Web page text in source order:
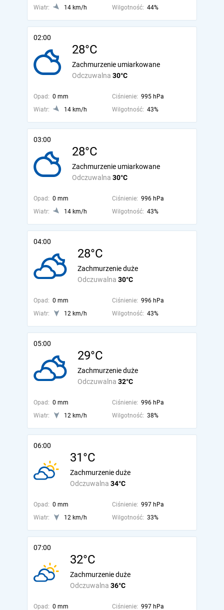
Wiatr:
14 km/h Wilgotność: 44%
02:00
28°C
Odczuwalna 30°C
Zachmurzenie umiarkowane
Opad: 0 mm Ciśnienie: 995 hPa
Wiatr:
14 km/h Wilgotność: 43%
03:00
28°C
Odczuwalna 30°C
Zachmurzenie umiarkowane
Opad: 0 mm Ciśnienie: 996 hPa
Wiatr:
14 km/h Wilgotność: 43%
04:00
28°C
Odczuwalna 30°C
Zachmurzenie duże
Opad: 0 mm Ciśnienie: 996 hPa
Wiatr:
12 km/h Wilgotność: 43%
05:00
29°C
Odczuwalna 32°C
Zachmurzenie duże
Opad: 0 mm Ciśnienie: 996 hPa
Wiatr:
12 km/h Wilgotność: 38%
06:00
31°C
Odczuwalna 34°C
Zachmurzenie duże
Opad: 0 mm Ciśnienie: 997 hPa
Wiatr:
12 km/h Wilgotność: 33%
07:00
32°C
Odczuwalna 36°C
Zachmurzenie duże
Opad: 0 mm Ciśnienie: 997 hPa